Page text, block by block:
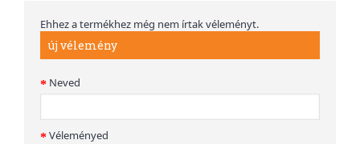
Ehhez a termékhez még nem írtak véleményt.
új vélemény
Neved
Véleményed